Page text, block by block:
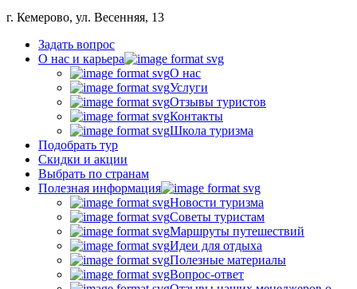
г. Кемерово, ул. Весенняя, 13
Задать вопрос
О нас и карьера
О нас
Услуги
Отзывы туристов
Контакты
Школа туризма
Подобрать тур
Скидки и акции
Выбрать по странам
Полезная информация
Новости туризма
Советы туристам
Маршруты путешествий
Идеи для отдыха
Полезные материалы
Вопрос-ответ